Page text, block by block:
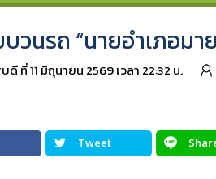
วนรถ “นายอำเภอมา
ที่ 11 มิถุนายน 2569 เวลา 22:32 น.
Tweet